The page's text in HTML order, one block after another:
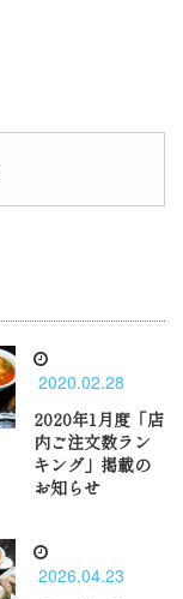
2020.02.28
2020年1月度「店
内ご注文数ラン
キング」掲載の
お知らせ
2026.04.23